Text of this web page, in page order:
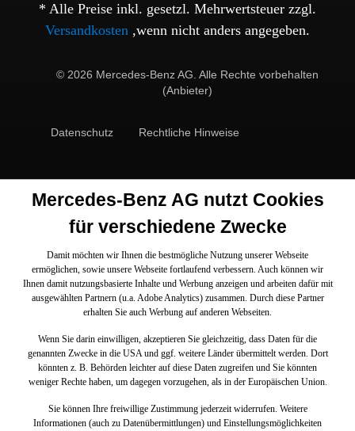
* Alle Preise inkl. gesetzl. Mehrwertsteuer zzgl.
Versandkosten ,wenn nicht anders angegeben.
© 2026 Mercedes-Benz AG. Alle Rechte vorbehalten
(Anbieter)
Datenschutz Rechtliche Hinweise
Mercedes-Benz AG nutzt Cookies
für verschiedene Zwecke
Damit möchten wir Ihnen die bestmögliche Nutzung unserer Webseite
ermöglichen, sowie unsere Webseite fortlaufend verbessern. Auch können wir
Ihnen damit nutzungsbasierte Inhalte und Werbung anzeigen und arbeiten dafür mit
ausgewählten Partnern (u.a. Adobe Analytics) zusammen. Durch diese Partner
erhalten Sie auch Werbung auf anderen Webseiten.
Wenn Sie darin einwilligen, akzeptieren Sie gleichzeitig, dass Daten für die
genannten Zwecke in die USA und ggf. weitere Länder übermittelt werden. Dort
könnten z. B. Behörden leichter auf diese Daten zugreifen und Sie könnten
weniger Rechte haben, um dagegen vorzugehen, als in der Europäischen Union.
Sie können Ihre freiwillige Zustimmung jederzeit widerrufen. Weitere
Informationen (auch zu Datenübermittlungen) und Einstellungsmöglichkeiten